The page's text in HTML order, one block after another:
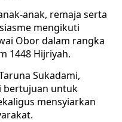
anak, remaja serta
mengikuti
Obor dalam rangka
1448 Hijriyah.
Sukadami,
bertujuan untuk
mensyiarkan